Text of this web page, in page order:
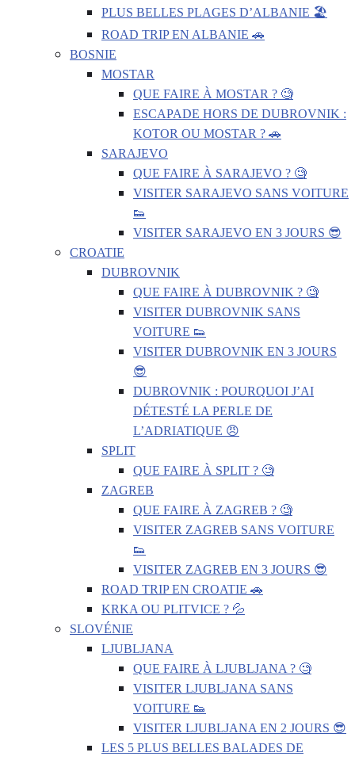
PLUS BELLES PLAGES D’ALBANIE 🏖️
ROAD TRIP EN ALBANIE 🚗
BOSNIE
MOSTAR
QUE FAIRE À MOSTAR ? 🧐
ESCAPADE HORS DE DUBROVNIK :
KOTOR OU MOSTAR ? 🚗
SARAJEVO
QUE FAIRE À SARAJEVO ? 🧐
VISITER SARAJEVO SANS VOITURE
👟
VISITER SARAJEVO EN 3 JOURS 😎
CROATIE
DUBROVNIK
QUE FAIRE À DUBROVNIK ? 🧐
VISITER DUBROVNIK SANS
VOITURE 👟
VISITER DUBROVNIK EN 3 JOURS
😎
DUBROVNIK : POURQUOI J’AI
DÉTESTÉ LA PERLE DE
L’ADRIATIQUE 😠
SPLIT
QUE FAIRE À SPLIT ? 🧐
ZAGREB
QUE FAIRE À ZAGREB ? 🧐
VISITER ZAGREB SANS VOITURE
👟
VISITER ZAGREB EN 3 JOURS 😎
ROAD TRIP EN CROATIE 🚗
KRKA OU PLITVICE ? 💦
SLOVÉNIE
LJUBLJANA
QUE FAIRE À LJUBLJANA ? 🧐
VISITER LJUBLJANA SANS
VOITURE 👟
VISITER LJUBLJANA EN 2 JOURS 😎
LES 5 PLUS BELLES BALADES DE